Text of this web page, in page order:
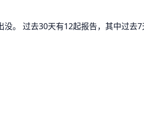
。 过去30天有12起报告，其中过